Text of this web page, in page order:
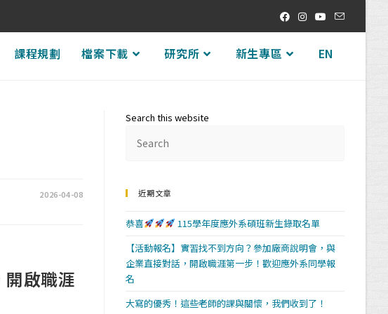
課程規劃 檔案下載 研究所 新生專區 EN
2026-04-08
開啟職涯
Search this website
近期文章
恭喜
115學年度應外系碩班新生錄取名單
【活動報名】實習找不到方向？參加廠商說明會，與
企業直接對話，開啟職涯第一步！歡迎應外系同學報
名
大寫的優秀！這些老師的課與關懷，我們收到了！